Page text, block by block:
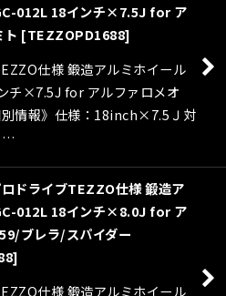
012L 18インチ×7.5J for ア
ト [TEZZOPD1688]
仕様 鍛造アルミホイール
チ×7.5J for アルファロメオ
別情報》仕様：18inch×7.5Ｊ対
…
ロドライブTEZZO仕様 鍛造ア
012L 18インチ×8.0J for ア
ブレラ/スパイダー
]
仕様 鍛造アルミホイール